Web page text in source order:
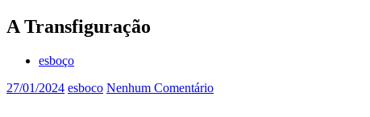
A Transfiguração
esboço
27/01/2024 esboco Nenhum Comentário